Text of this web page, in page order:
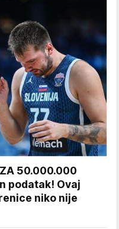
ZA 50.000.000
podatak! Ovaj
niko nije